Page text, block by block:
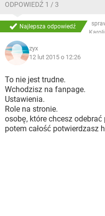
ODPOWIEDŹ 1 / 3
Najlepsza odpowiedź
zyx
12 lut 2015 o 12:26
To nie jest trudne.
Wchodzisz na fanpage.
Ustawienia.
Role na stronie.
osobę, które chcesz
potem całość potwierdzasz